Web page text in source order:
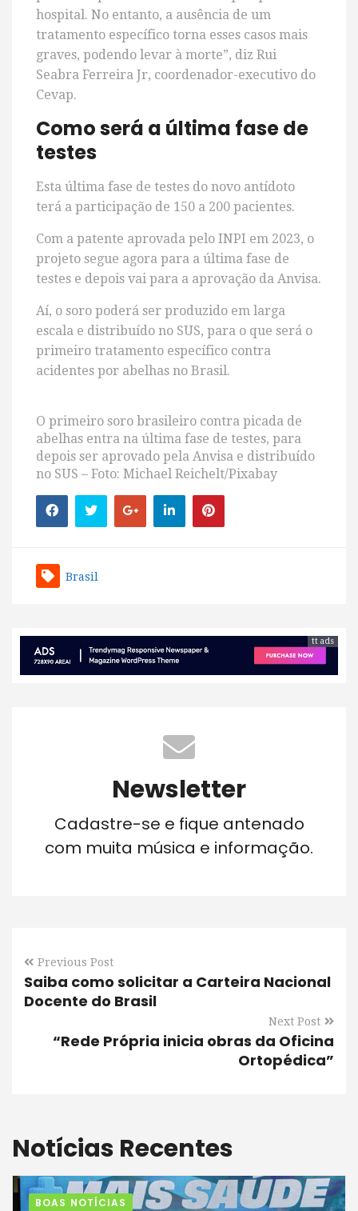
hospital. No entanto, a ausência de um
tratamento específico torna esses casos mais
graves, podendo levar à morte”, diz Rui
Seabra Ferreira Jr, coordenador-executivo do
Cevap.
Como será a última fase de
testes
Esta última fase de testes do novo antídoto
terá a participação de 150 a 200 pacientes.
Com a patente aprovada pelo INPI em 2023, o
projeto segue agora para a última fase de
testes e depois vai para a aprovação da Anvisa.
Aí, o soro poderá ser produzido em larga
escala e distribuído no SUS, para o que será o
primeiro tratamento específico contra
acidentes por abelhas no Brasil.
O primeiro soro brasileiro contra picada de
abelhas entra na última fase de testes, para
depois ser aprovado pela Anvisa e distribuído
no SUS – Foto: Michael Reichelt/Pixabay
Brasil
tt ads
Newsletter
Cadastre-se e fique antenado
com muita música e informação.
Previous Post
Saiba como solicitar a Carteira Nacional
Docente do Brasil
Next Post
“Rede Própria inicia obras da Oficina
Ortopédica”
Notícias Recentes
BOAS NOTÍCIAS